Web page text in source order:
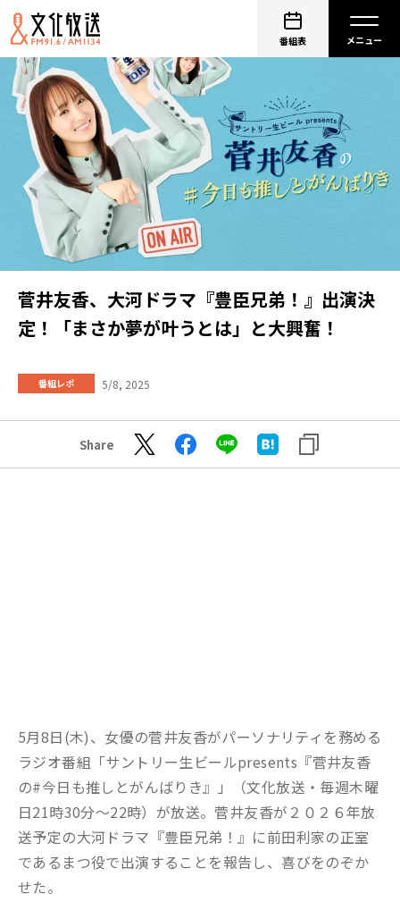
番組表
菅井友香、大河ドラマ『豊臣兄弟！』出演決
定！「まさか夢が叶うとは」と大興奮！
番組レポ 5/8, 2025
Share
5月8日(木)、女優の菅井友香がパーソナリティを務める
ラジオ番組「サントリー生ビールpresents『菅井友香
の#今日も推しとがんばりき』」（文化放送・毎週木曜
日21時30分～22時）が放送。菅井友香が２０２６年放
送予定の大河ドラマ『豊臣兄弟！』に前田利家の正室
であるまつ役で出演することを報告し、喜びをのぞか
せた。